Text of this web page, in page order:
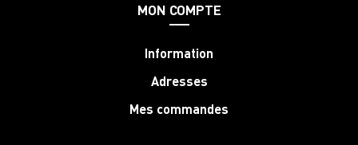
MON COMPTE
Information
Adresses
Mes commandes